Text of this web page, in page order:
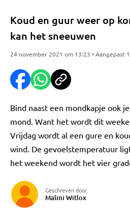
Koud en guur weer op
kan het sneeuwen
24 november 2021 om 13:23 • Aangepast
Bind naast een mondkapje ook
mond. Want het wordt dit
Vrijdag wordt al een gure en
wind. De gevoelstemperatuur
het weekend wordt het vier
Geschreven door
Malini Witlox